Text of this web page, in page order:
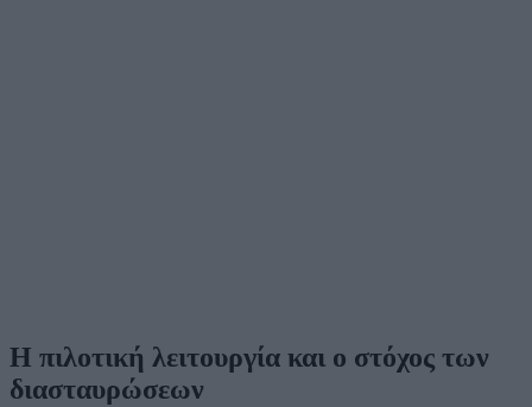
Η πιλοτική λειτουργία και ο στόχος των
διασταυρώσεων